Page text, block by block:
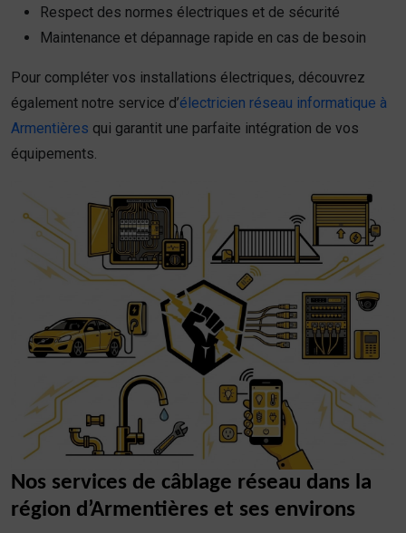
Respect des normes électriques et de sécurité
Maintenance et dépannage rapide en cas de besoin
Pour compléter vos installations électriques, découvrez
également notre service d’électricien réseau informatique à
Armentières qui garantit une parfaite intégration de vos
équipements.
Nos services de câblage réseau dans la
région d’Armentières et ses environs